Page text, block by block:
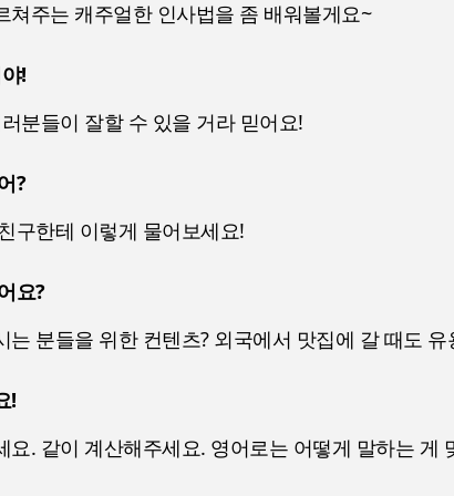
쳐주는 캐주얼한 인사법을 좀 배워볼게요~
!
분들이 잘할 수 있을 거라 믿어요!
?
구한테 이렇게 물어보세요!
요?
는 분들을 위한 컨텐츠? 외국에서 맛집에 갈 때도
!
요. 같이 계산해주세요. 영어로는 어떻게 말하는 게